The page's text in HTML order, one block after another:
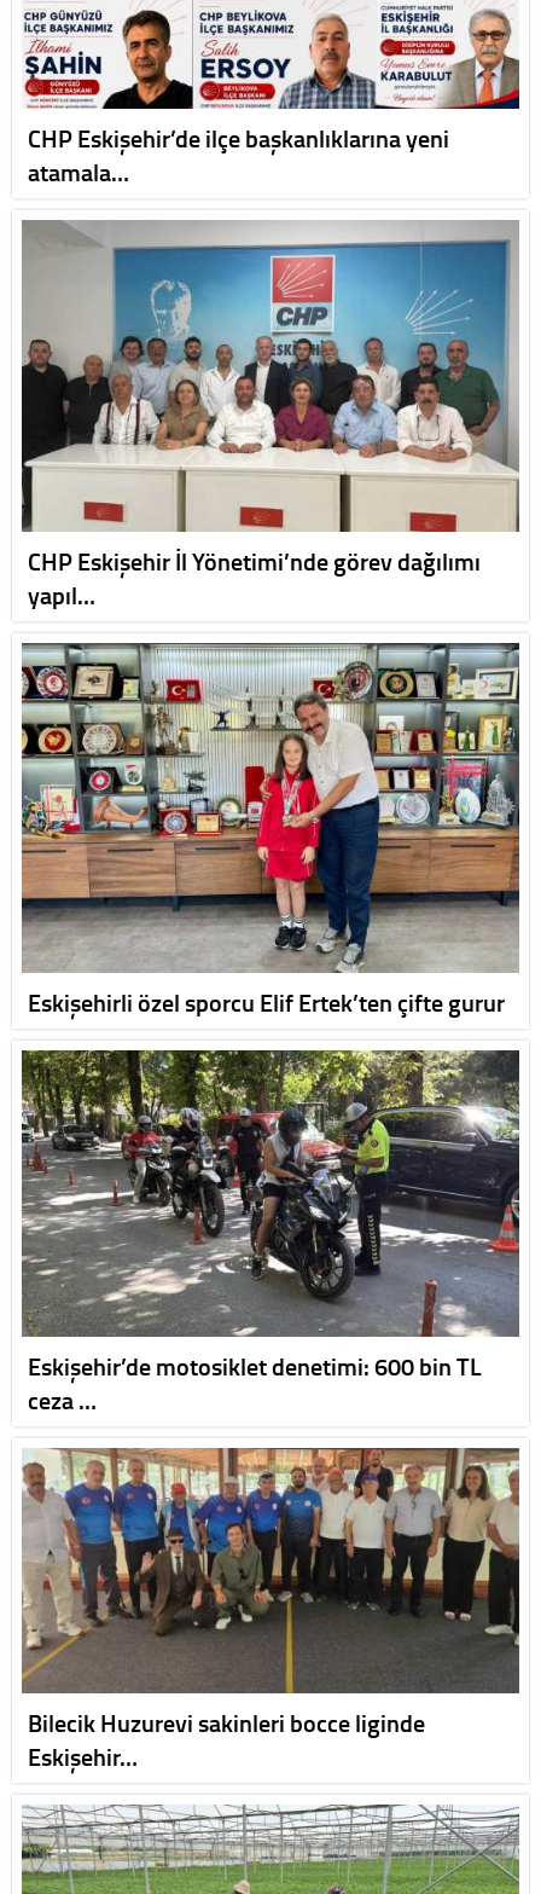
CHP Eskişehir’de ilçe başkanlıklarına yeni
atamala…
CHP Eskişehir İl Yönetimi’nde görev dağılımı
yapıl…
Eskişehirli özel sporcu Elif Ertek’ten çifte gurur
Eskişehir’de motosiklet denetimi: 600 bin TL
ceza …
Bilecik Huzurevi sakinleri bocce liginde
Eskişehir…